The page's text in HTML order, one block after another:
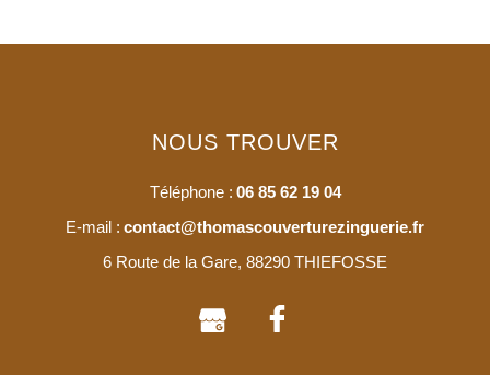
NOUS TROUVER
Téléphone : 06 85 62 19 04
E-mail : contact@thomascouverturezinguerie.fr
6 Route de la Gare, 88290 THIEFOSSE